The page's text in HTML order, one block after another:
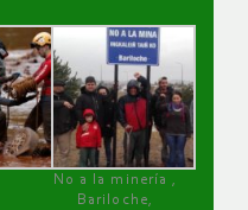
No a la minería ,
Bariloche,